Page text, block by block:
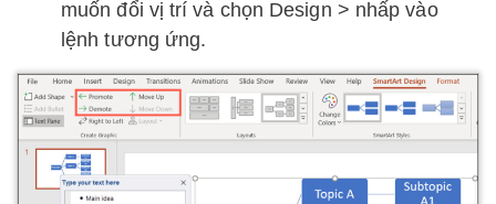
muốn đổi vị trí và chọn Design > nhấp vào
lệnh tương ứng.